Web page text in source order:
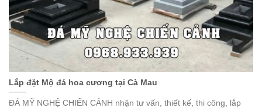
Lắp đặt Mộ đá hoa cương tại Cà Mau
ĐÁ MỸ NGHỆ CHIẾN CẢNH nhận tư vấn, thiết kế, thi công, lắp